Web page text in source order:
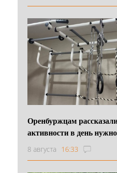
Оренбуржцам
активности в день
8 августа 16:33